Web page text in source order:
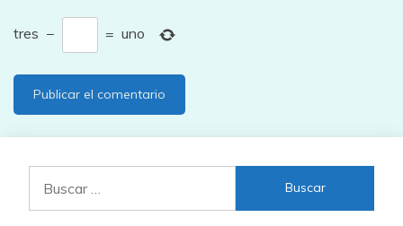
tres − = uno